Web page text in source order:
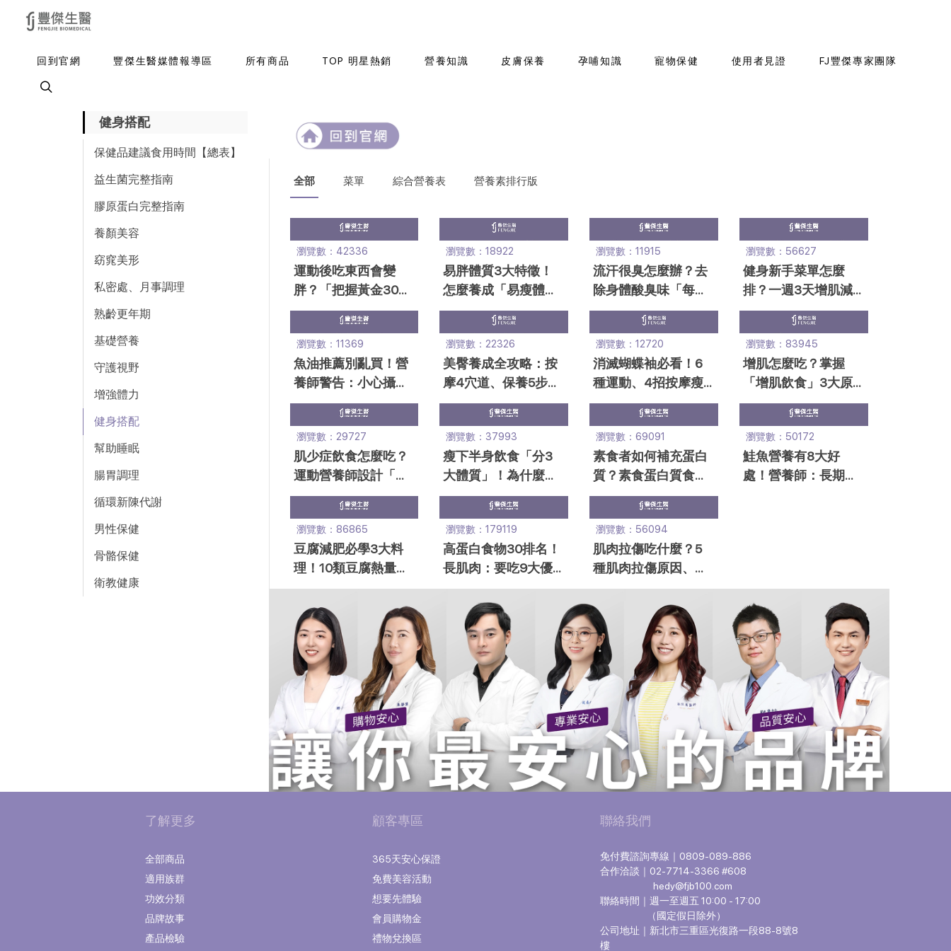
回到官網 豐傑生醫媒體報導區 所有商品 TOP 明星熱銷 營養知識 皮膚保養 孕哺知識 寵物保健 使用者見證 FJ豐傑專家團隊
健身搭配
保健品建議食用時間【總表】
益生菌完整指南
膠原蛋白完整指南
養顏美容
窈窕美形
私密處、月事調理
熟齡更年期
基礎營養
守護視野
增強體力
健身搭配
幫助睡眠
腸胃調理
循環新陳代謝
男性保健
骨骼保健
衛教健康
全部 菜單 綜合營養表 營養素排行版
瀏覽數：42336
運動後吃東西會變
胖？「把握黃金30分
鐘」營養師教你正確
吃享瘦又健康
瀏覽數：18922
易胖體質3大特徵！
怎麼養成「易瘦體
質」？營養師揭4大
瀏覽數：11915
流汗很臭怎麼辦？去
除身體酸臭味「每天
這樣做」最有效！
瀏覽數：56627
健身新手菜單怎麼
排？一週3天增肌減
脂計畫，新手入門必
讀指南！
瀏覽數：11369
魚油推薦別亂買！營
養師警告：小心攝取
重金屬，13個挑選原
瀏覽數：22326
美臀養成全攻略：按
摩4穴道、保養5步
驟，擁有完美屁股微
瀏覽數：12720
消滅蝴蝶袖必看！6
種運動、4招按摩瘦
手臂，醫美抽脂恐有
瀏覽數：83945
增肌怎麼吃？掌握
「增肌飲食」3大原
則！營養師設計7日
增肌菜單
瀏覽數：29727
肌少症飲食怎麼吃？
運動營養師設計「肌
少症7日菜單＆運動
瀏覽數：37993
瘦下半身飲食「分3
大體質」！為什麼只
胖腿？改善下半身肥
瀏覽數：69091
素食者如何補充蛋白
質？素食蛋白質食物
40大排名：豆類非第
瀏覽數：50172
鮭魚營養有8大好
處！營養師：長期吃
瀏覽數：86865
豆腐減肥必學3大料
理！10類豆腐熱量盤
點：小心這款熱量破
瀏覽數：179119
高蛋白食物30排名！
長肌肉：要吃9大優
質蛋白！攝取量一次
瀏覽數：56094
肌肉拉傷吃什麼？5
種肌肉拉傷原因、恢
復秘訣，讓運動營養
師告訴你！
了解更多
全部商品
適用族群
功效分類
品牌故事
產品檢驗
顧客專區
365天安心保證
免費美容活動
想要先體驗
會員購物金
禮物兌換區
聯絡我們
免付費諮詢專線｜0809-089-886
合作洽談｜02-7714-3366 #608
hedy@fjb100.com
聯絡時間｜週一至週五 10:00 - 17:00
（國定假日除外）
公司地址｜新北市三重區光復路一段88-8號8
樓